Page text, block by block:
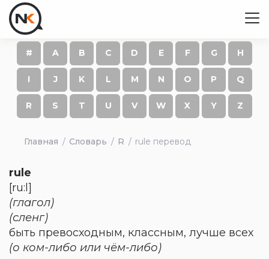
# A B C D E F G H
I J K L M N O P Q
R S T U V W X Y Z
Главная Словарь R rule перевод
rule
[ru:l]
(глагол)
(сленг)
быть превосходным, классным, лучше всех
(о ком-либо или чём-либо)